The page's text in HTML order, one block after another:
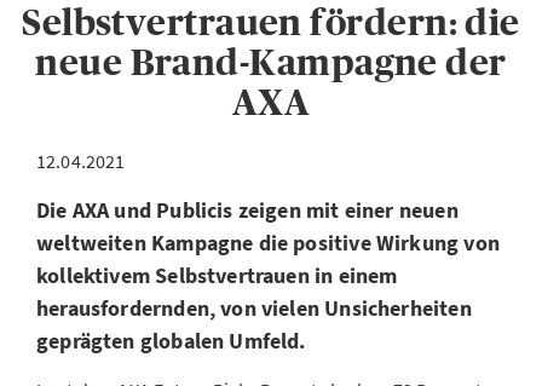
Selbstvertrauen fördern: die
neue Brand-Kampagne der
AXA
12.04.2021
Die AXA und Publicis zeigen mit einer neuen
weltweiten Kampagne die positive Wirkung von
kollektivem Selbstvertrauen in einem
herausfordernden, von vielen Unsicherheiten
geprägten globalen Umfeld.